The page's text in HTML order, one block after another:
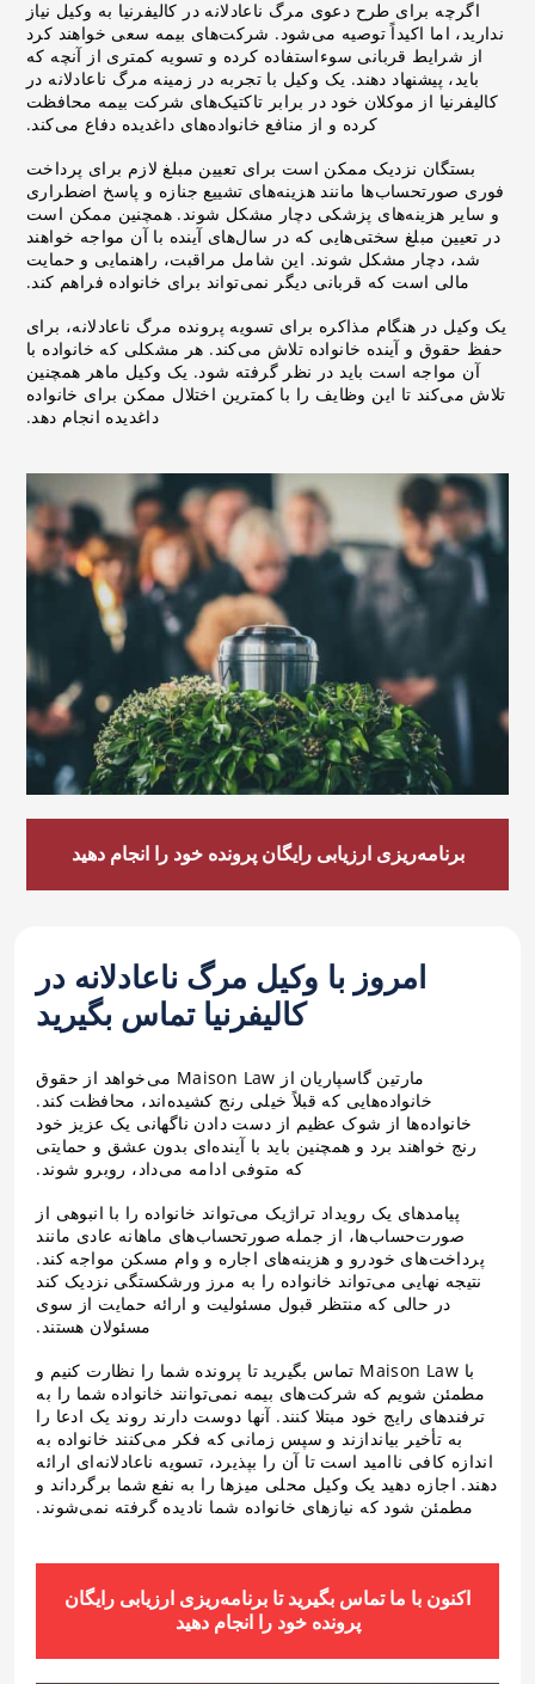
اگرچه برای طرح دعوی مرگ ناعادلانه در کالیفرنیا به وکیل نیاز
ندارید، اما اکیداً توصیه می‌شود. شرکت‌های بیمه سعی خواهند کرد
از شرایط قربانی سوءاستفاده کرده و تسویه کمتری از آنچه که
باید، پیشنهاد دهند. یک وکیل با تجربه در زمینه مرگ ناعادلانه در
کالیفرنیا از موکلان خود در برابر تاکتیک‌های شرکت بیمه محافظت
کرده و از منافع خانواده‌های داغدیده دفاع می‌کند.
بستگان نزدیک ممکن است برای تعیین مبلغ لازم برای پرداخت
فوری صورتحساب‌ها مانند هزینه‌های تشییع جنازه و پاسخ اضطراری
و سایر هزینه‌های پزشکی دچار مشکل شوند. همچنین ممکن است
در تعیین مبلغ سختی‌هایی که در سال‌های آینده با آن مواجه خواهند
شد، دچار مشکل شوند. این شامل مراقبت، راهنمایی و حمایت
مالی است که قربانی دیگر نمی‌تواند برای خانواده فراهم کند.
یک وکیل در هنگام مذاکره برای تسویه پرونده مرگ ناعادلانه، برای
حفظ حقوق و آینده خانواده تلاش می‌کند. هر مشکلی که خانواده با
آن مواجه است باید در نظر گرفته شود. یک وکیل ماهر همچنین
تلاش می‌کند تا این وظایف را با کمترین اختلال ممکن برای خانواده
داغدیده انجام دهد.
برنامه‌ریزی ارزیابی رایگان پرونده خود را انجام دهید
امروز با وکیل مرگ ناعادلانه در
کالیفرنیا تماس بگیرید
مارتین گاسپاریان از Maison Law می‌خواهد از حقوق
خانواده‌هایی که قبلاً خیلی رنج کشیده‌اند، محافظت کند.
خانواده‌ها از شوک عظیم از دست دادن ناگهانی یک عزیز خود
رنج خواهند برد و همچنین باید با آینده‌ای بدون عشق و حمایتی
که متوفی ادامه می‌داد، روبرو شوند.
پیامدهای یک رویداد تراژیک می‌تواند خانواده را با انبوهی از
صورت‌حساب‌ها، از جمله صورتحساب‌های ماهانه عادی مانند
پرداخت‌های خودرو و هزینه‌های اجاره و وام مسکن مواجه کند.
نتیجه نهایی می‌تواند خانواده را به مرز ورشکستگی نزدیک کند
در حالی که منتظر قبول مسئولیت و ارائه حمایت از سوی
مسئولان هستند.
با Maison Law تماس بگیرید تا پرونده شما را نظارت کنیم و
مطمئن شویم که شرکت‌های بیمه نمی‌توانند خانواده شما را به
ترفندهای رایج خود مبتلا کنند. آنها دوست دارند روند یک ادعا را
به تأخیر بیاندازند و سپس زمانی که فکر می‌کنند خانواده به
اندازه کافی ناامید است تا آن را بپذیرد، تسویه ناعادلانه‌ای ارائه
دهند. اجازه دهید یک وکیل محلی میزها را به نفع شما برگرداند و
مطمئن شود که نیازهای خانواده شما نادیده گرفته نمی‌شوند.
اکنون با ما تماس بگیرید تا برنامه‌ریزی ارزیابی رایگان
پرونده خود را انجام دهید